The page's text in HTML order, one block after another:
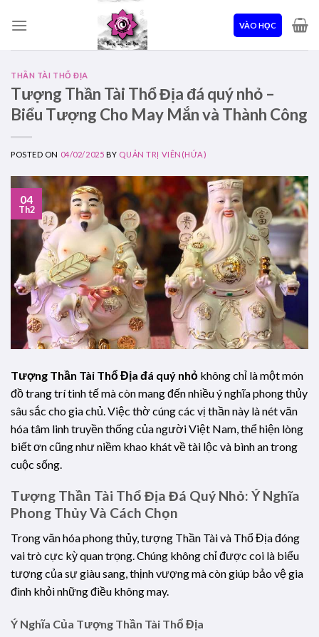
VÀO HỌC
THẦN TÀI THỔ ĐỊA
Tượng Thần Tài Thổ Địa đá quý nhỏ –
Biểu Tượng Cho May Mắn và Thành Công
POSTED ON 04/02/2025 BY QUẢN TRỊ VIÊN(HỨA)
04
Th2
Tượng Thần Tài Thổ Địa đá quý nhỏ không chỉ là một món
đồ trang trí tinh tế mà còn mang đến nhiều ý nghĩa phong thủy
sâu sắc cho gia chủ. Việc thờ cúng các vị thần này là nét văn
hóa tâm linh truyền thống của người Việt Nam, thể hiện lòng
biết ơn cũng như niềm khao khát về tài lộc và bình an trong
cuộc sống.
Tượng Thần Tài Thổ Địa Đá Quý Nhỏ: Ý Nghĩa
Phong Thủy Và Cách Chọn
Trong văn hóa phong thủy, tượng Thần Tài và Thổ Địa đóng
vai trò cực kỳ quan trọng. Chúng không chỉ được coi là biểu
tượng của sự giàu sang, thịnh vượng mà còn giúp bảo vệ gia
đình khỏi những điều không may.
Ý Nghĩa Của Tượng Thần Tài Thổ Địa